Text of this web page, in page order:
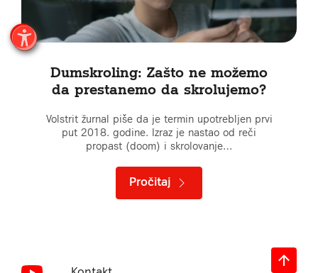
Dumskroling: Zašto ne možemo
da prestanemo da skrolujemo?
Volstrit žurnal piše da je termin upotrebljen prvi
put 2018. godine. Izraz je nastao od reči
propast (doom) i skrolovanje…
Pročitaj